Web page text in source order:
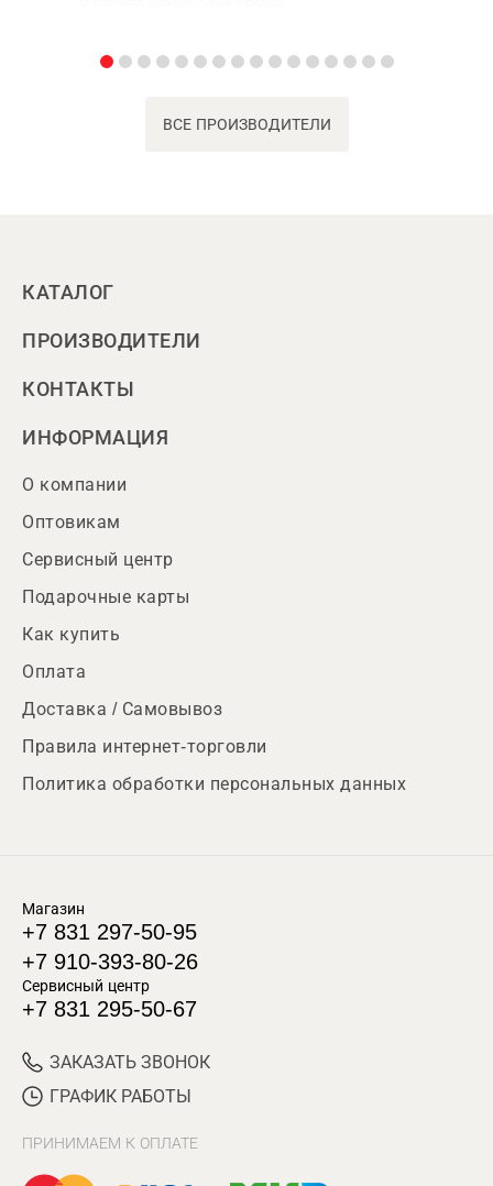
ВСЕ ПРОИЗВОДИТЕЛИ
КАТАЛОГ
ПРОИЗВОДИТЕЛИ
КОНТАКТЫ
ИНФОРМАЦИЯ
О компании
Оптовикам
Сервисный центр
Подарочные карты
Как купить
Оплата
Доставка / Самовывоз
Правила интернет-торговли
Политика обработки персональных данных
Магазин
+7 831 297-50-95
+7 910-393-80-26
Сервисный центр
+7 831 295-50-67
ЗАКАЗАТЬ ЗВОНОК
ГРАФИК РАБОТЫ
ПРИНИМАЕМ К ОПЛАТЕ